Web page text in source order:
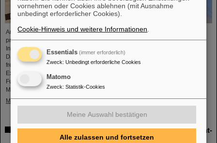
Anlässlich des Geburtsdatums des chemischen Elements Darmstadtium
präsentierten sich GSI/FAIR vom 7. bis 9. November 2023 mit einem
Informationsstand im Einkaufszentrum Luisencenter im Herzen von
Darmstadt. Die Nachfrage war enorm, der Stand an allen drei Tagen stark
frequentiert. Die großen und kleinen Gäste erwarteten zwei Mitmach-
Experimente, mit denen sich der Beschleunigungsprozess und auch die
Fusion zweier Elemente zu einem neuen spielerisch erfahren ließen.
Mitarbeitende standen...
Mehr »
Herausragende GSI- und HI-Jena-Forschung als Highlight-
Artikel im Physics Magazine veröffentlicht
vornehmen oder Cookies ablehnen (mit Ausnahme
unbedingt erforderlicher Cookies).
Cookie-Hinweis und weitere Informationen
Essentials (immer erforderlich)
Zweck: Unbedingt erforderliche Cookies
Matomo
Zweck: Statistik-Cookies
Meine Auswahl bestätigen
Alle zulassen und fortsetzen